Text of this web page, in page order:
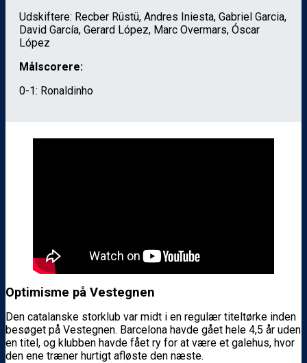
Udskiftere: Recber Rüstü, Andres Iniesta, Gabriel Garcia,
David García, Gerard López, Marc Overmars, Óscar
López
Målscorere:
0-1: Ronaldinho
Optimisme på Vestegnen
Den catalanske storklub var midt i en regulær titeltørke inden
besøget på Vestegnen. Barcelona havde gået hele 4,5 år uden
en titel, og klubben havde fået ry for at være et galehus, hvor
den ene træner hurtigt afløste den næste.